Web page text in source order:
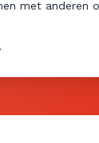
met anderen